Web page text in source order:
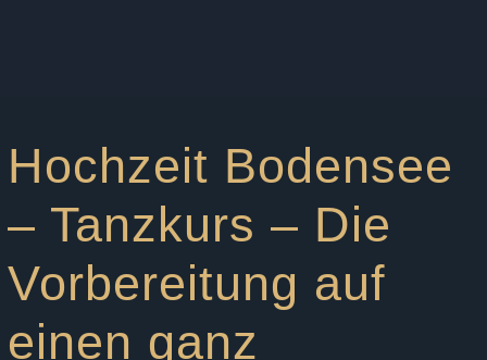
Hochzeit Bodensee
– Tanzkurs – Die
Vorbereitung auf
einen ganz